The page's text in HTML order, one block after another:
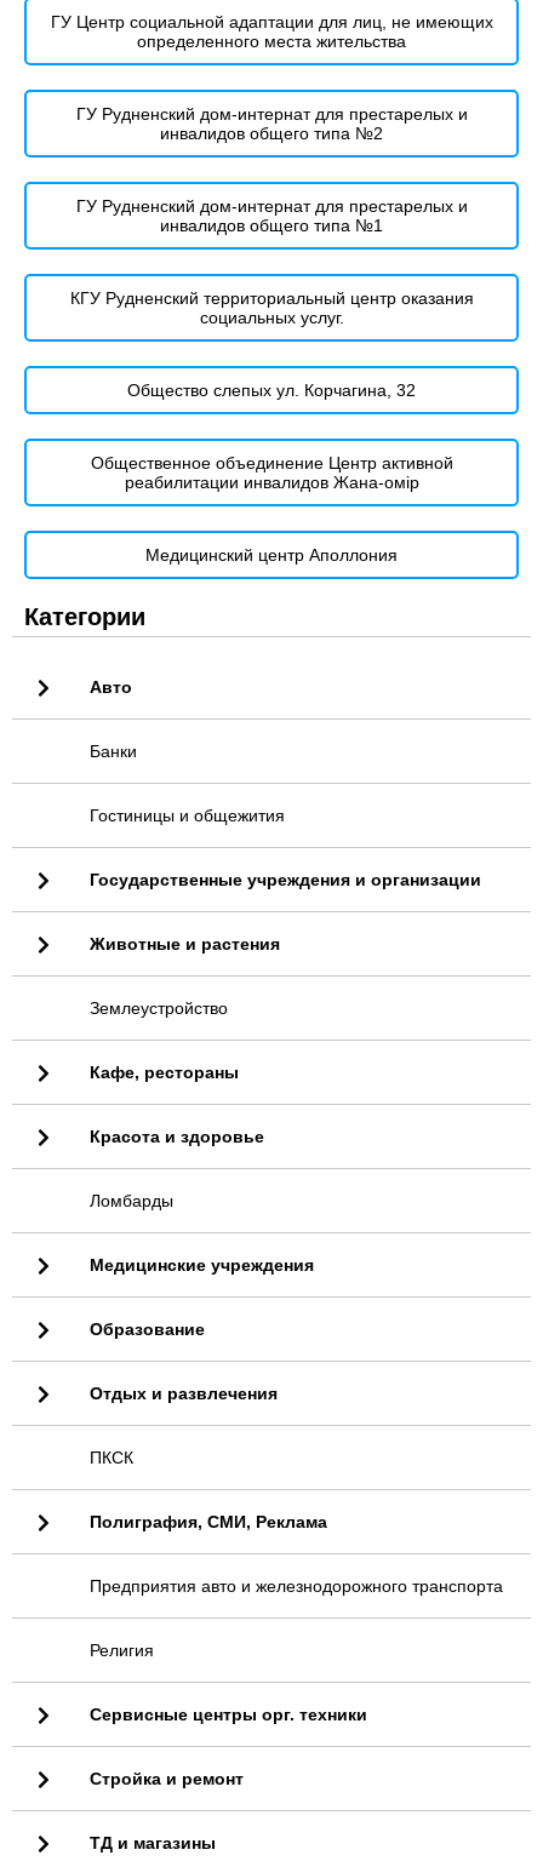
ГУ Центр социальной адаптации для лиц, не имеющих
определенного места жительства
ГУ Рудненский дом-интернат для престарелых и
инвалидов общего типа №2
ГУ Рудненский дом-интернат для престарелых и
инвалидов общего типа №1
КГУ Рудненский территориальный центр оказания
социальных услуг.
Общество слепых ул. Корчагина, 32
Общественное объединение Центр активной
реабилитации инвалидов Жана-омір
Медицинский центр Аполлония
Категории
Авто
Банки
Гостиницы и общежития
Государственные учреждения и организации
Животные и растения
Землеустройство
Кафе, рестораны
Красота и здоровье
Ломбарды
Медицинские учреждения
Образование
Отдых и развлечения
ПКСК
Полиграфия, СМИ, Реклама
Предприятия авто и железнодорожного транспорта
Религия
Сервисные центры орг. техники
Стройка и ремонт
ТД и магазины